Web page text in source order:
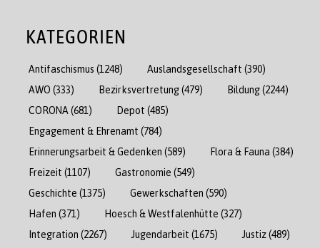
KATEGORIEN
Antifaschismus (1248) Auslandsgesellschaft (390)
AWO (333) Bezirksvertretung(479) Bildung(2244)
CORONA (681) Depot (485)
Engagement & Ehrenamt (784)
Erinnerungsarbeit & Gedenken (589) Flora & Fauna (384)
Freizeit (1107) Gastronomie (549)
Geschichte (1375) Gewerkschaften (590)
Hafen (371) Hoesch & Westfalenhütte (327)
Integration (2267) Jugendarbeit (1675) Justiz(489)